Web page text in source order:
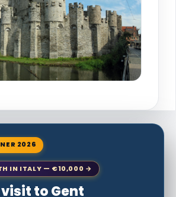
2026
IN ITALY — €10,000 →
to Gent